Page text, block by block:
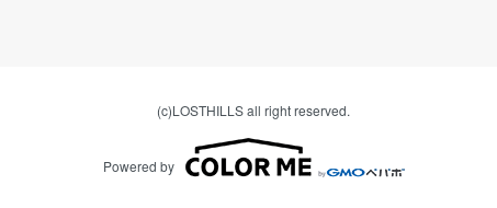
(c)LOSTHILLS all right reserved.
Powered by